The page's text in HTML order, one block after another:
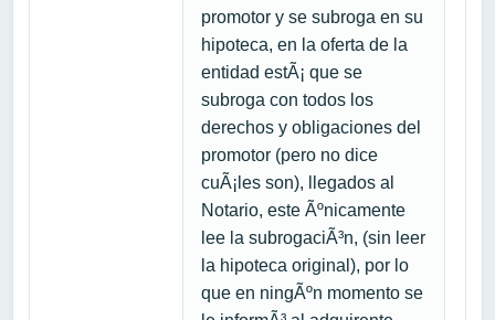
promotor y se subroga en su
hipoteca, en la oferta de la
entidad estÃ¡ que se
subroga con todos los
derechos y obligaciones del
promotor (pero no dice
cuÃ¡les son), llegados al
Notario, este Ãºnicamente
lee la subrogaciÃ³n, (sin leer
la hipoteca original), por lo
que en ningÃºn momento se